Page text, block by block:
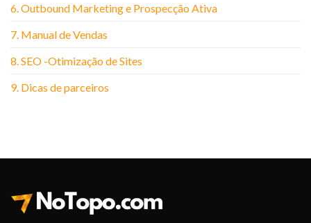
6. Outbound Marketing e Prospecção Ativa
7. Manual de Vendas
8. SEO -Otimização de Sites
9. Dicas de parceiros